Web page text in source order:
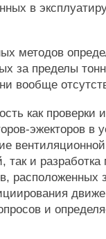
в
методов
за пределы
вообще
как проверки
эжекторов в
так и
расположенных
и